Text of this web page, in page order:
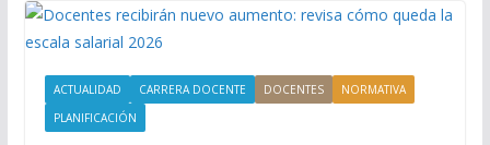
ACTUALIDAD CARRERA DOCENTE DOCENTES
NORMATIVA
PLANIFICACIÓN